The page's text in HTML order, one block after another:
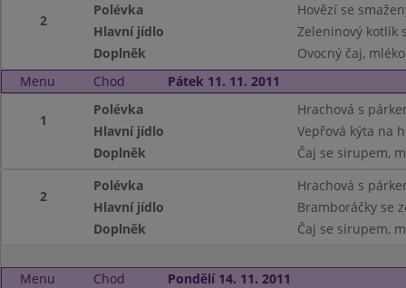
2
Polévka
Hovězí se
Hlavní jídlo
Zeleninový kotlík
Doplněk
Ovocný čaj, mléko
Menu
Chod Pátek 11. 11. 2011
1
Polévka
Hrachová s
Hlavní jídlo
Vepřová kýta na
Doplněk
Čaj se sirupem,
2
Polévka
Hrachová s
Hlavní jídlo
Bramboráčky se
Doplněk
Čaj se sirupem,
Menu Chod Pondělí 14. 11. 2011